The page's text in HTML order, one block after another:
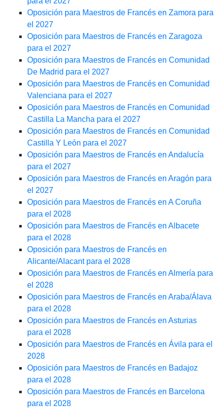
Oposición para Maestros de Francés en Zamora para
el 2027
Oposición para Maestros de Francés en Zaragoza
para el 2027
Oposición para Maestros de Francés en Comunidad
De Madrid para el 2027
Oposición para Maestros de Francés en Comunidad
Valenciana para el 2027
Oposición para Maestros de Francés en Comunidad
Castilla La Mancha para el 2027
Oposición para Maestros de Francés en Comunidad
Castilla Y León para el 2027
Oposición para Maestros de Francés en Andalucía
para el 2027
Oposición para Maestros de Francés en Aragón para
el 2027
Oposición para Maestros de Francés en A Coruña
para el 2028
Oposición para Maestros de Francés en Albacete
para el 2028
Oposición para Maestros de Francés en
Alicante/Alacant para el 2028
Oposición para Maestros de Francés en Almería para
el 2028
Oposición para Maestros de Francés en Araba/Álava
para el 2028
Oposición para Maestros de Francés en Asturias
para el 2028
Oposición para Maestros de Francés en Ávila para el
2028
Oposición para Maestros de Francés en Badajoz
para el 2028
Oposición para Maestros de Francés en Barcelona
para el 2028